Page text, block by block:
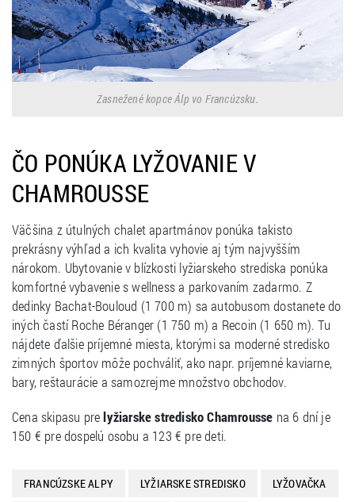
Zasnežené kopce Álp vo Francúzsku.
ČO PONÚKA LYŽOVANIE V
CHAMROUSSE
Väčšina z útulných chalet apartmánov ponúka takisto
prekrásny výhľad a ich kvalita vyhovie aj tým najvyšším
nárokom. Ubytovanie v blízkosti lyžiarskeho strediska ponúka
komfortné vybavenie s wellness a parkovaním zadarmo. Z
dedinky Bachat-Bouloud (1 700 m) sa autobusom dostanete do
iných častí Roche Béranger (1 750 m) a Recoin (1 650 m). Tu
nájdete ďalšie príjemné miesta, ktorými sa moderné stredisko
zimných športov môže pochváliť, ako napr. príjemné kaviarne,
bary, reštaurácie a samozrejme množstvo obchodov.
Cena skipasu prelyžiarske stredisko Chamrousse na 6 dní je
150 € pre dospelú osobu a 123 € pre deti.
FRANCÚZSKE ALPY LYŽIARSKE STREDISKO LYŽOVAČKA